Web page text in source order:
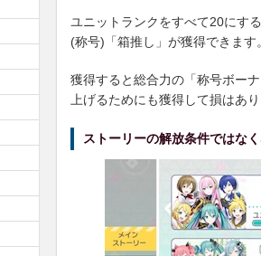
ユニットランクをすべて20にす
(称号)「箱推し」が獲得できます。
獲得すると総合力の「称号ボー
上げるためにも獲得して損はあり
ストーリーの解放条件ではな